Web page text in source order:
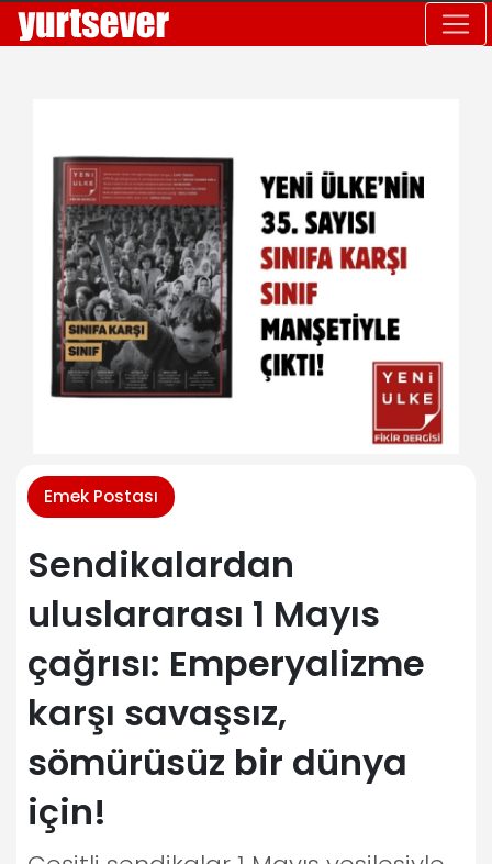
Emek Postası
Sendikalardan
uluslararası 1 Mayıs
çağrısı: Emperyalizme
karşı savaşsız,
sömürüsüz bir dünya
için!